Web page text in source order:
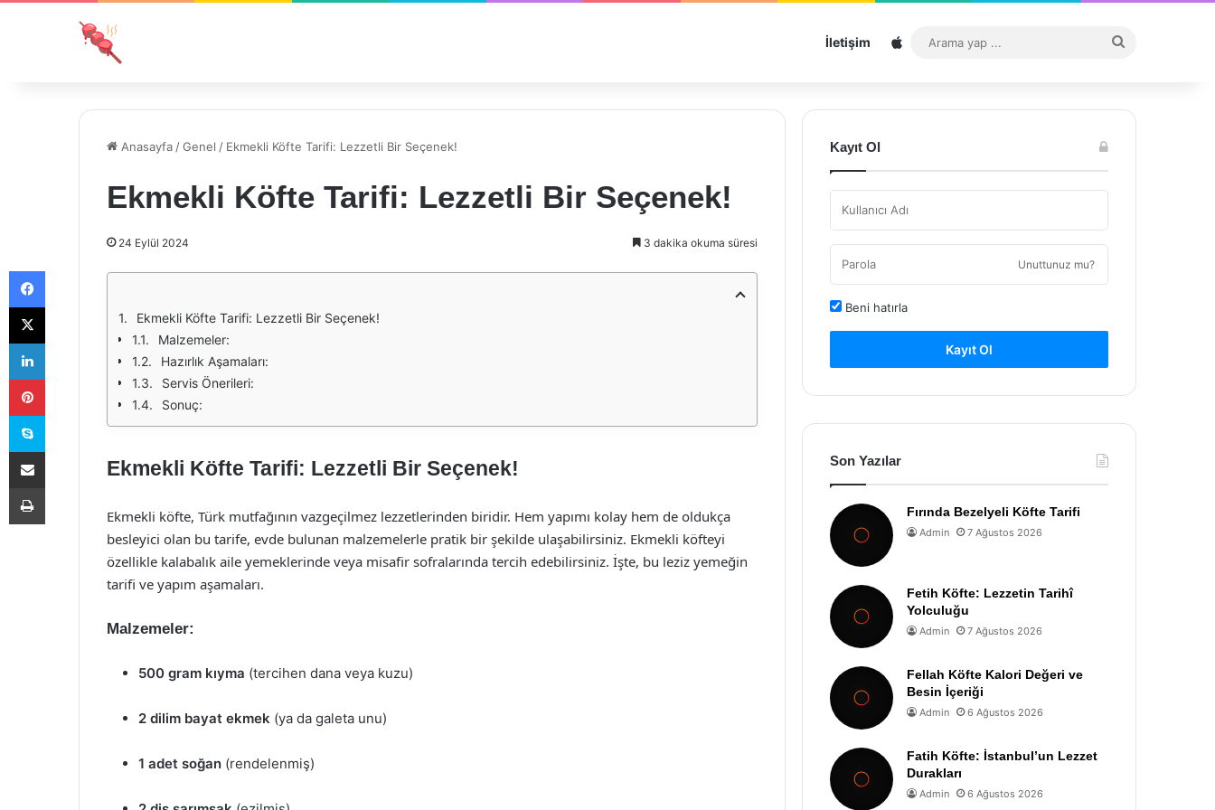
İletişim Sitemap
...
Anasayfa /Genel / Ekmekli Köfte Tarifi: Lezzetli Bir Seçenek!
Ekmekli Köfte Tarifi: Lezzetli Bir Seçenek!
24 Eylül 2024 3 dakika okuma süresi
Ekmekli Köfte Tarifi: Lezzetli Bir Seçenek!
Malzemeler:
Hazırlık Aşamaları:
Servis Önerileri:
Sonuç:
Ekmekli Köfte Tarifi: Lezzetli Bir Seçenek!
Ekmekli köfte, Türk mutfağının vazgeçilmez lezzetlerinden biridir. Hem yapımı kolay hem de oldukça
besleyici olan bu tarife, evde bulunan malzemelerle pratik bir şekilde ulaşabilirsiniz. Ekmekli köfteyi
özellikle kalabalık aile yemeklerinde veya misafir sofralarında tercih edebilirsiniz. İşte, bu leziz yemeğin
tarifi ve yapım aşamaları.
Malzemeler:
500 gram kıyma (tercihen dana veya kuzu)
2 dilim bayat ekmek (ya da galeta unu)
1 adet soğan (rendelenmiş)
Kayıt Ol
Unuttunuz mu?
Beni hatırla
Kayıt Ol
Son Yazılar
Fırında Bezelyeli Köfte Tarifi
Admin 7 Ağustos 2026
Fetih Köfte: Lezzetin Tarihî
Yolculuğu
Admin 7 Ağustos 2026
Fellah Köfte Kalori Değeri ve
Besin İçeriği
Admin 6 Ağustos 2026
Fatih Köfte: İstanbul’un Lezzet
Durakları
Admin 6 Ağustos 2026
Facebook
X
LinkedIn
Pinterest
Skype
E-Posta ile paylaş